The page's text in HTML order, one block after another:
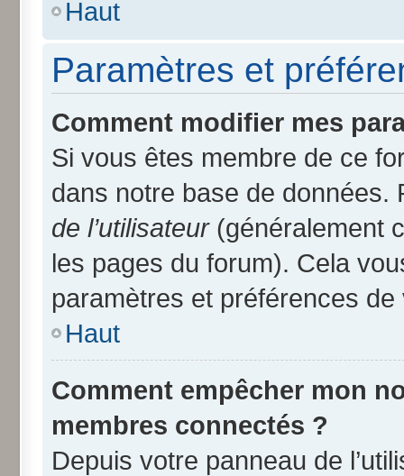
Haut
Paramètres et
Comment modifier mes
Si vous êtes membre de ce
dans notre base de
de l’utilisateur(généralement
les pages du forum). Cela
paramètres et préférences
Haut
Comment empêcher mon
membres connectés ?
Depuis votre panneau de